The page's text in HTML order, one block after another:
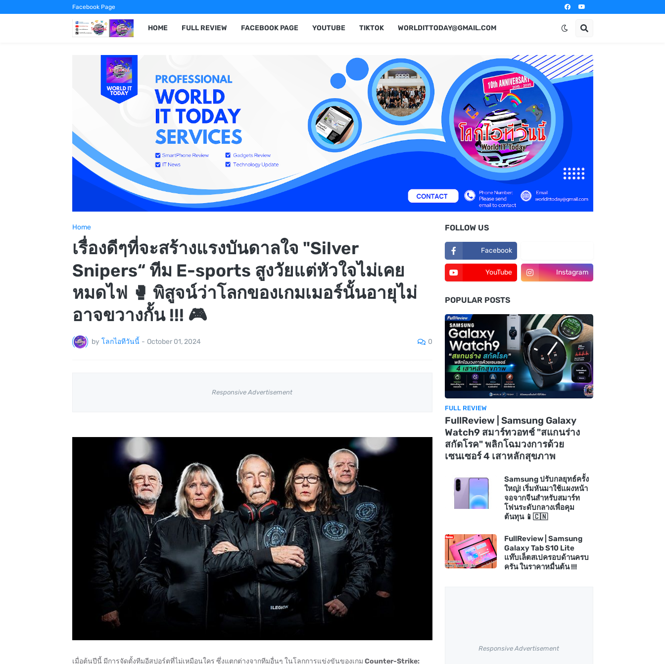
Facebook Page
HOME FULL REVIEW FACEBOOK PAGE YOUTUBE TIKTOK WORLDITTODAY@GMAIL.COM
Home
เรื่องดีๆที่จะสร้างแรงบันดาลใจ "Silver
Snipers“ ทีม E-sports สูงวัยแต่หัวใจไม่เคย
หมดไฟ 🥊 พิสูจน์ว่าโลกของเกมเมอร์นั้นอายุไม่
อาจขวางกั้น !!! 🎮
by โลกไอทีวันนี้ - October 01, 2024 0
Responsive Advertisement
เมื่อต้นปีนี้ มีการจัดตั้งทีมอีสปอร์ตที่ไม่เหมือนใคร ซึ่งแตกต่างจากทีมอื่นๆ ในโลกการแข่งขันของเกม Counter-Strike:
FOLLOW US
Facebook
YouTube Instagram
POPULAR POSTS
FULL REVIEW
FullReview | Samsung Galaxy
Watch9 สมาร์ทวอทช์ "สแกนร่าง
สกัดโรค" พลิกโฉมวงการด้วย
เซนเซอร์ 4 เสาหลักสุขภาพ
Samsung ปรับกลยุทธ์ครั้ง
ใหญ่! เริ่มหันมาใช้แผงหน้า
จอจากจีนสำหรับสมาร์ท
โฟนระดับกลางเพื่อคุม
ต้นทุน 📱🇨🇳
FullReview | Samsung
Galaxy Tab S10 Lite
แท๊บเล็ตสเปครอบด้านครบ
ครัน ในราคาหมื่นต้น !!!
Responsive Advertisement